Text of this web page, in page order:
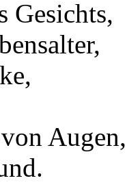
Gesichts,